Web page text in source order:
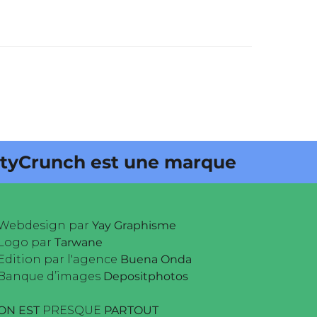
une marque déposée • Tous
par Yay Graphisme
par Tarwane
par l'agence Buena Onda
d’images Depositphotos
EST PRESQUE PARTOUT